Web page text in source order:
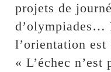
projets de
d’olympiades…
l’orientation
« L’échec n’est